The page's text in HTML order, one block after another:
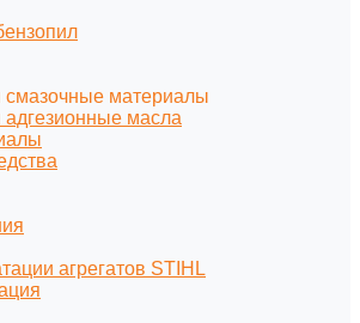
материалы
масла
агрегатов STIHL